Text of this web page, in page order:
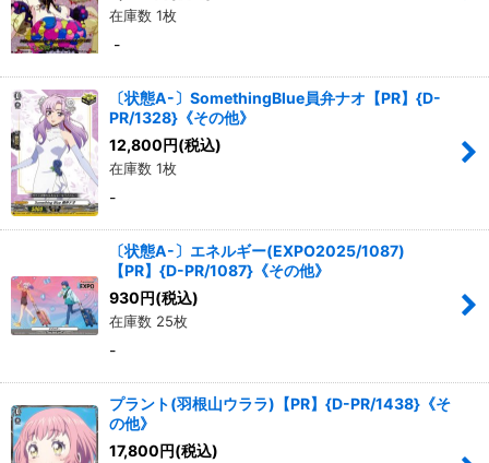
在庫数 1枚
-
〔状態A-〕SomethingBlue員弁ナオ【PR】{D-
PR/1328}《その他》
12,800円(税込)
在庫数 1枚
-
〔状態A-〕エネルギー(EXPO2025/1087)
【PR】{D-PR/1087}《その他》
930円(税込)
在庫数 25枚
-
プラント(羽根山ウララ)【PR】{D-PR/1438}《そ
の他》
17,800円(税込)